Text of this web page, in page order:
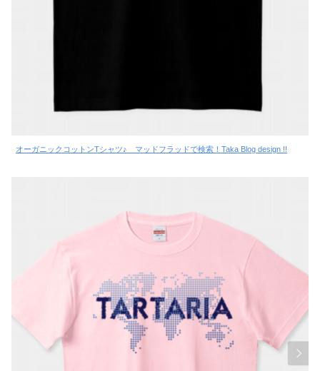
オーガニックコットンTシャツ♪ マッドフラッドで検索！Taka Blog design !!